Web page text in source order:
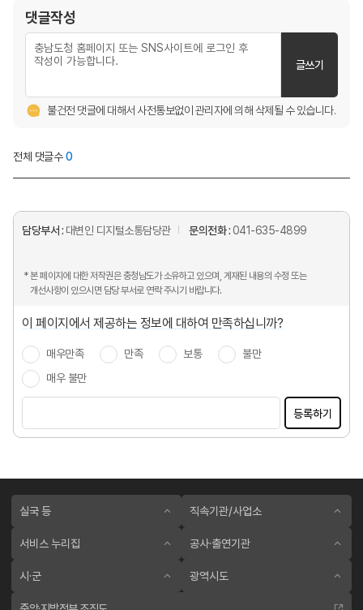
댓글작성
글쓰기
불건전 댓글에 대해서 사전통보없이 관리자에 의해 삭제될 수 있습니다.
전체 댓글수0
담당부서 : 대변인 디지털소통담당관 문의전화 : 041-635-4899
* 본 페이지에 대한 저작권은 충청남도가 소유하고 있으며, 게재된 내용의 수정 또는
개선사항이 있으시면 담당 부서로 연락 주시기 바랍니다.
이 페이지에서 제공하는 정보에 대하여 만족하십니까?
매우만족 만족 보통
불만
매우 불만
등록하기
실국 등 직속기관/사업소
서비스 누리집 공사·출연기관
시·군 광역시도